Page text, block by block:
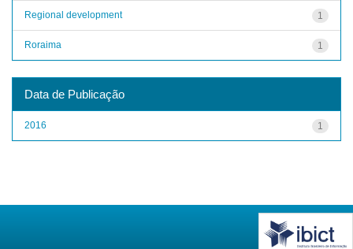
1
Regional development
1
Roraima
Data de Publicação
1
2016